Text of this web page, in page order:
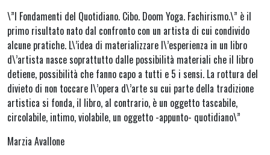
\”I Fondamenti del Quotidiano. Cibo. Doom Yoga. Fachirismo.\” è il
primo risultato nato dal confronto con un artista di cui condivido
alcune pratiche. L\’idea di materializzare l\’esperienza in un libro
d\’artista nasce soprattutto dalle possibilità materiali che il libro
detiene, possibilità che fanno capo a tutti e 5 i sensi. La rottura del
divieto di non toccare l\’opera d\’arte su cui parte della tradizione
artistica si fonda, il libro, al contrario, è un oggetto tascabile,
circolabile, intimo, violabile, un oggetto -appunto- quotidiano\”
Marzia Avallone